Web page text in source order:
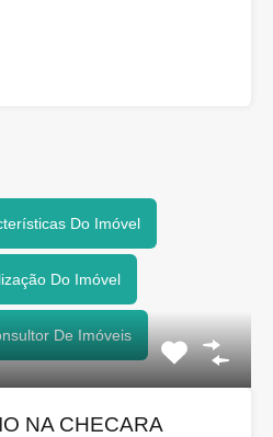
Do Imóvel
Do Imóvel
De Imóveis
NA CHECARA